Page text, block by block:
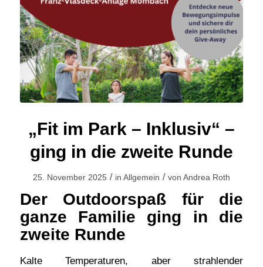
„Fit im Park – Inklusiv“ –
ging in die zweite Runde
25. November 2025 / in Allgemein / von Andrea Roth
Der Outdoorspaß für die
ganze Familie ging in die
zweite Runde
Kalte Temperaturen, aber strahlender